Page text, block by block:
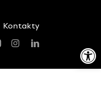
Open toolbar
Kontakty